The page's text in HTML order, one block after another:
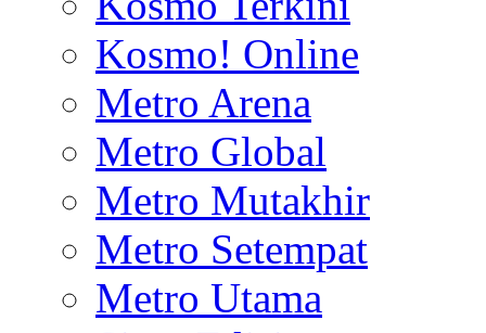
Kosmo! Online
Metro Arena
Metro Global
Metro Mutakhir
Metro Setempat
Metro Utama